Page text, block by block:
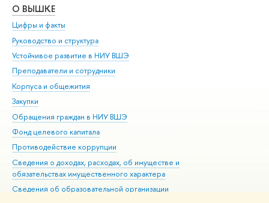
О ВЫШКЕ
Цифры и факты
Руководство и структура
Устойчивое развитие в НИУ ВШЭ
Преподаватели и сотрудники
Корпуса и общежития
Закупки
Обращения граждан в НИУ ВШЭ
Фонд целевого капитала
Противодействие коррупции
Сведения о доходах, расходах, об имуществе и
обязательствах имущественного характера
Сведения об образовательной организации